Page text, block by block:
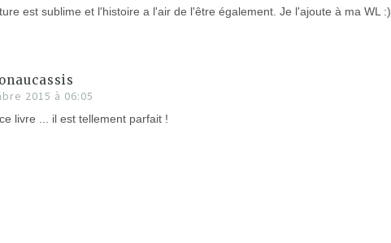
est sublime et l'histoire a l'air de l'être également. Je l'ajoute à ma WL :)
2015 à 06:05
livre ... il est tellement parfait !